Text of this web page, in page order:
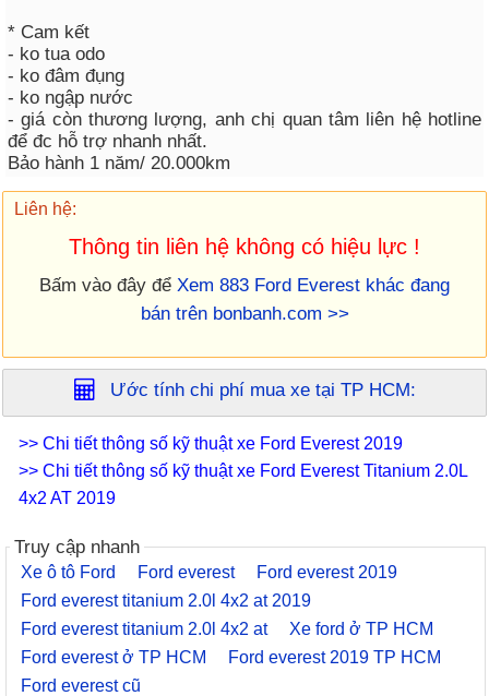
* Cam kết
- ko tua odo
- ko đâm đụng
- ko ngập nước
- giá còn thương lượng, anh chị quan tâm liên hệ hotline
để đc hỗ trợ nhanh nhất.
Bảo hành 1 năm/ 20.000km
Liên hệ:
Thông tin liên hệ không có hiệu lực !
Bấm vào đây để Xem 883 Ford Everest khác đang
bán trên bonbanh.com >>
Ước tính chi phí mua xe tại TP HCM:
>> Chi tiết thông số kỹ thuật xe Ford Everest 2019
>> Chi tiết thông số kỹ thuật xe Ford Everest Titanium 2.0L
4x2 AT 2019
Truy cập nhanh
Xe ô tô Ford Ford everest
Ford everest 2019
Ford everest titanium 2.0l 4x2 at 2019
Ford everest titanium 2.0l 4x2 at
Xe ford ở TP HCM
Ford everest ở TP HCM
Ford everest 2019 TP HCM
Ford everest cũ